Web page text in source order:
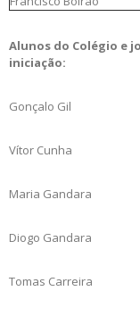
Alunos do Colégio e
iniciação:
Gonçalo Gil
Vítor Cunha
Maria Gandara
Diogo Gandara
Tomas Carreira